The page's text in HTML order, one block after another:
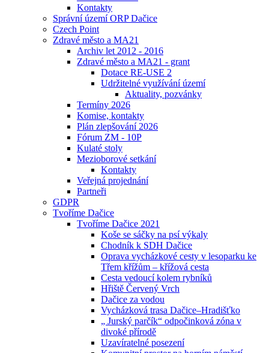
Kontakty
Správní území ORP Dačice
Czech Point
Zdravé město a MA21
Archiv let 2012 - 2016
Zdravé město a MA21 - grant
Dotace RE-USE 2
Udržitelné využívání území
Aktuality, pozvánky
Termíny 2026
Komise, kontakty
Plán zlepšování 2026
Fórum ZM - 10P
Kulaté stoly
Mezioborové setkání
Kontakty
Veřejná projednání
Partneři
GDPR
Tvoříme Dačice
Tvoříme Dačice 2021
Koše se sáčky na psí výkaly
Chodník k SDH Dačice
Oprava vycházkové cesty v lesoparku ke
Třem křížům – křížová cesta
Cesta vedoucí kolem rybníků
Hřiště Červený Vrch
Dačice za vodou
Vycházková trasa Dačice–Hradišťko
„ Jurský parčík“ odpočinková zóna v
divoké přírodě
Uzavíratelné posezení